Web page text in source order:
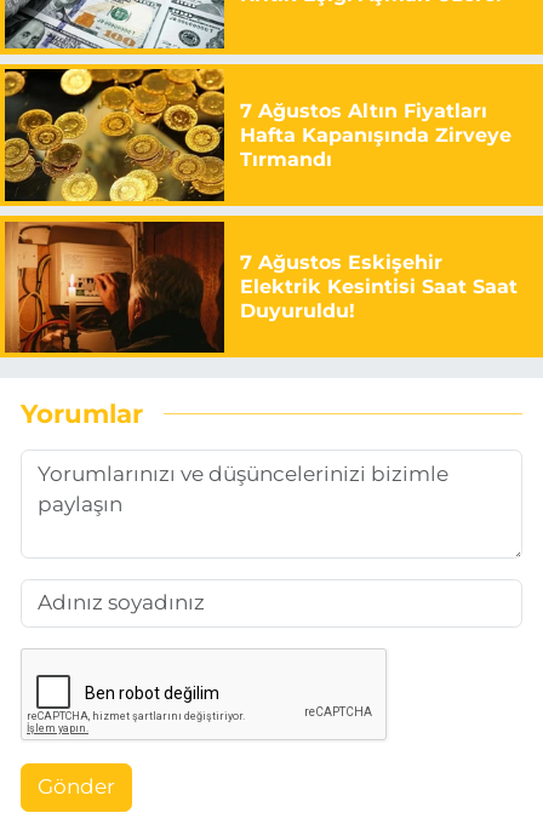
7 Ağustos Altın Fiyatları
Hafta Kapanışında Zirveye
Tırmandı
7 Ağustos Eskişehir
Elektrik Kesintisi Saat Saat
Duyuruldu!
Yorumlar
Gönder